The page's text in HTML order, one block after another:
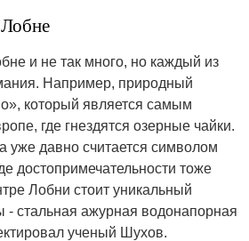
и не так много, но каждый из
Например, природный
который является самым
где гнездятся озерные чайки.
уже давно считается символом
достопримечательности тоже
Лобни стоит уникальный
- стальная ажурная водонапорная
ученый Шухов.